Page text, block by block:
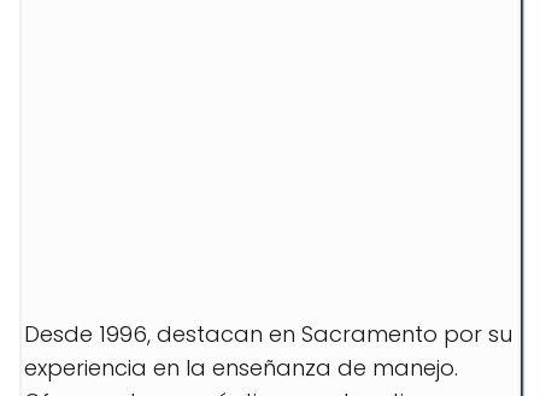
Desde 1996, destacan en Sacramento por su
experiencia en la enseñanza de manejo.